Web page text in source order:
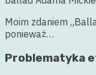
Moim zdaniem
ponieważ…
Problematyka